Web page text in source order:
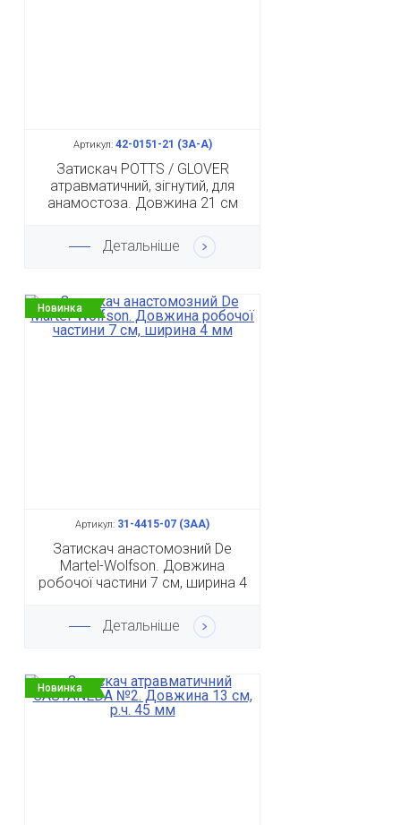
Артикул:42-0151-21 (ЗА-А)
Затискач POTTS / GLOVER
атравматичний, зігнутий, для
анамостоза. Довжина 21 см
Детальніше
Новинка
Артикул: 31-4415-07 (ЗАА)
Затискач анастомозний De
Martel-Wolfson. Довжина
робочої частини 7 см, ширина 4
Детальніше
Новинка